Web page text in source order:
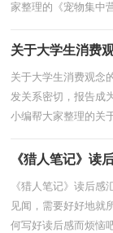
家整理的《宠物集中
关于大学生消费
关于大学生消费观念
发关系密切，报告成
小编帮大家整理的关
《猎人笔记》读
《猎人笔记》读后
见闻，需要好好地就
何写好读后感而烦恼